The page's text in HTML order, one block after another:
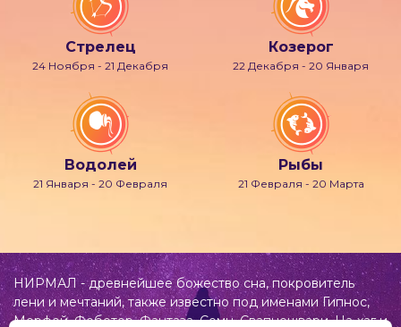
Стрелец
24 Ноября - 21 Декабря
Козерог
22 Декабря - 20 Января
Водолей
21 Января - 20 Февраля
Рыбы
21 Февраля - 20 Марта
НИРМАЛ - древнейшее божество сна, покровитель
лени и мечтаний, также известно под именами Гипнос,
Морфей, Фобетор, Фантаза, Сомн, Свапнещвари, На-хаг и